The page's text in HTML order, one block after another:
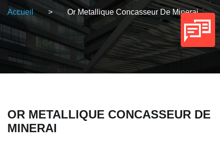
Accueil > Or Metallique Concasseur De Minerai
OR METALLIQUE CONCASSEUR DE
MINERAI